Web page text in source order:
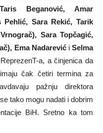
Beganović, Amar
Pehlić, Sara Rekić, Tarik
Sara Topčagić,
Ema NadarevićiSelma
a, a činjenica da
čak četiri termina za
pažnju direktora
tako mogu nadati i dobrim
BiH. Sretno ka tom